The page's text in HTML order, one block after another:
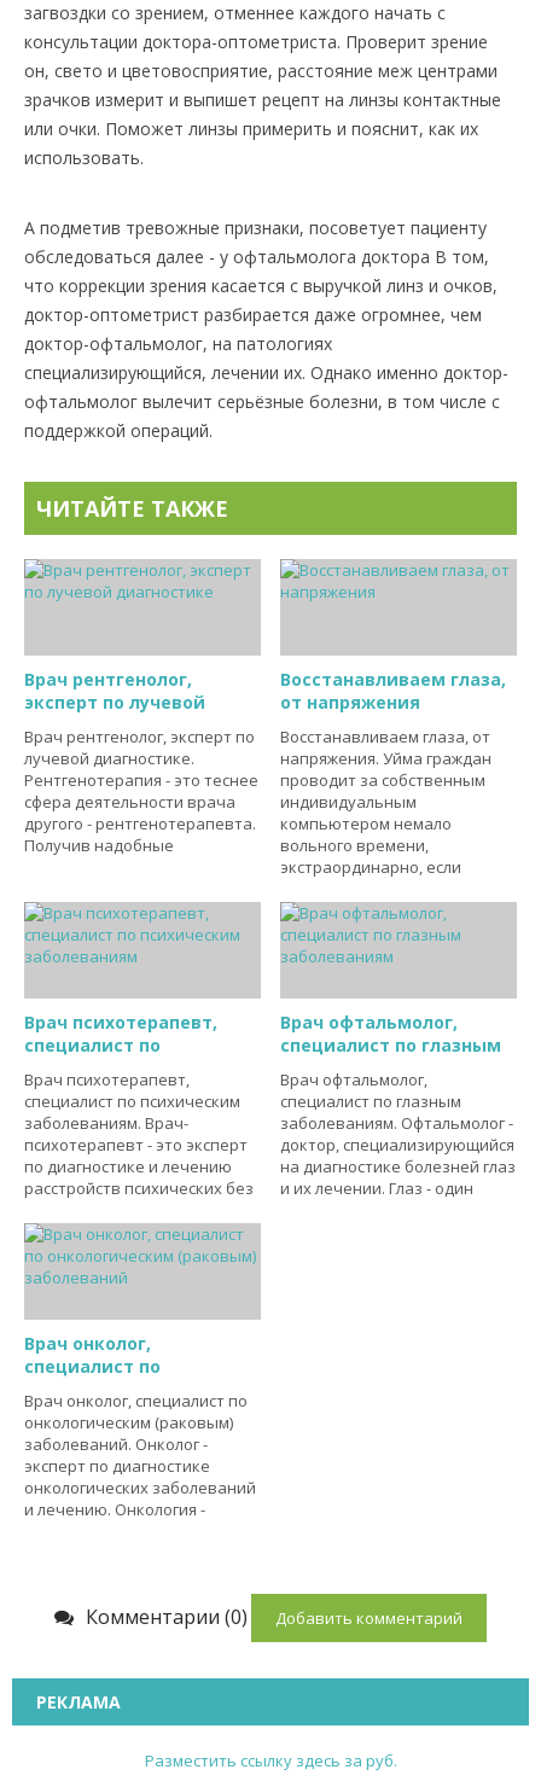
загвоздки со зрением, отменнее каждого начать с
консультации доктора-оптометриста. Проверит зрение
он, свето и цветовосприятие, расстояние меж центрами
зрачков измерит и выпишет рецепт на линзы контактные
или очки. Поможет линзы примерить и пояснит, как их
использовать.
А подметив тревожные признаки, посоветует пациенту
обследоваться далее - у офтальмолога доктора В том,
что коррекции зрения касается с выручкой линз и очков,
доктор-оптометрист разбирается даже огромнее, чем
доктор-офтальмолог, на патологиях
специализирующийся, лечении их. Однако именно доктор-
офтальмолог вылечит серьёзные болезни, в том числе с
поддержкой операций.
ЧИТАЙТЕ ТАКЖЕ
Врач рентгенолог,
эксперт по лучевой
Врач рентгенолог, эксперт по
лучевой диагностике.
Рентгенотерапия - это теснее
сфера деятельности врача
другого - рентгенотерапевта.
Получив надобные
Восстанавливаем глаза,
от напряжения
Восстанавливаем глаза, от
напряжения. Уйма граждан
проводит за собственным
индивидуальным
компьютером немало
вольного времени,
экстраординарно, если
Врач психотерапевт,
специалист по
Врач психотерапевт,
специалист по психическим
заболеваниям. Врач-
психотерапевт - это эксперт
по диагностике и лечению
расстройств психических без
Врач офтальмолог,
специалист по глазным
Врач офтальмолог,
специалист по глазным
заболеваниям. Офтальмолог -
доктор, специализирующийся
на диагностике болезней глаз
и их лечении. Глаз - один
Врач онколог,
специалист по
Врач онколог, специалист по
онкологическим (раковым)
заболеваний. Онколог -
эксперт по диагностике
онкологических заболеваний
и лечению. Онкология -
Комментарии (0) Добавить комментарий
РЕКЛАМА
Разместить ссылку здесь за руб.